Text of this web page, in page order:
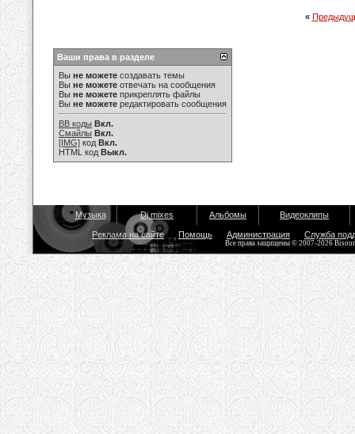
«
Ваши права в разделе
Вы не можете создавать темы
Вы не можете отвечать на сообщения
Вы не можете прикреплять файлы
Вы не можете редактировать сообщения
BB коды Вкл.
Смайлы Вкл.
[IMG] код Вкл.
HTML код Выкл.
Музыка Dj mixes Альбомы Видеоклипы
Реклама на сайте Помощь Администрация Служба
Все права защищены © 2007-2026